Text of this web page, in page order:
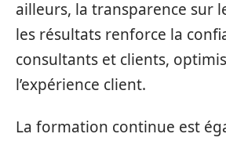
ailleurs, la transparence sur
les résultats renforce la
consultants et clients,
l’expérience client.
La formation continue est